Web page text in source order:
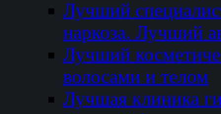
Лучший
наркоза. Лучший
Лучший
волосами и телом
Лучшая клиника